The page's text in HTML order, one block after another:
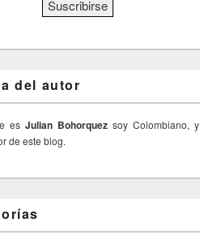
del autor
es Julian Bohorquez soy Colombiano, y
de este blog.